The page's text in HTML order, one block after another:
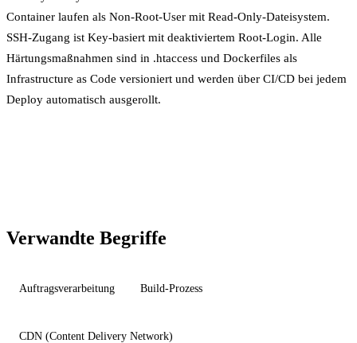
Container laufen als Non-Root-User mit Read-Only-Dateisystem.
SSH-Zugang ist Key-basiert mit deaktiviertem Root-Login. Alle
Härtungsmaßnahmen sind in .htaccess und Dockerfiles als
Infrastructure as Code versioniert und werden über CI/CD bei jedem
Deploy automatisch ausgerollt.
Verwandte Begriffe
Auftragsverarbeitung Build-Prozess
CDN (Content Delivery Network)